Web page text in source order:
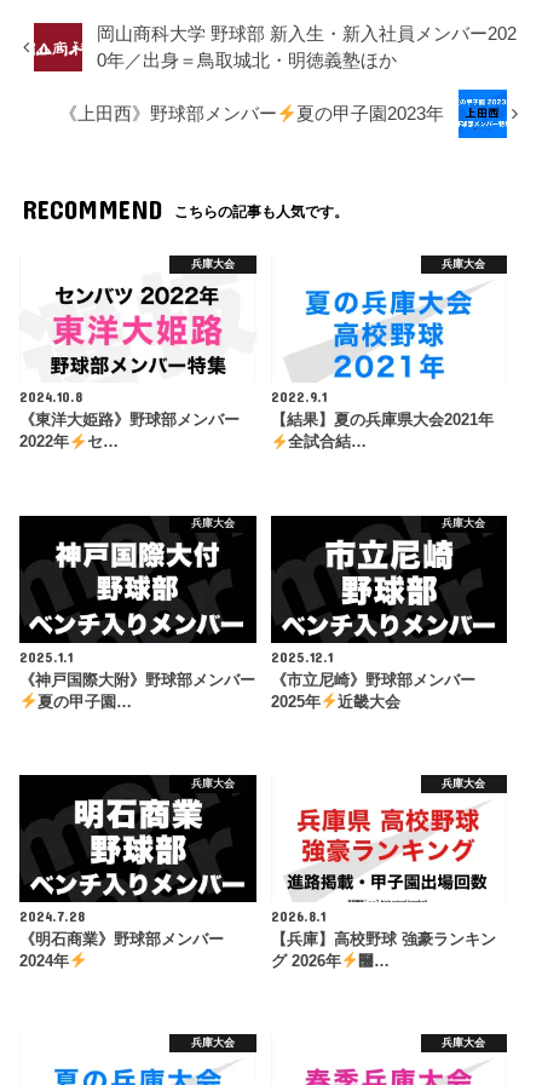
岡山商科大学 野球部 新入生・新入社員メンバー202
0年／出身＝鳥取城北・明徳義塾ほか
《上田西》野球部メンバー 夏の甲子園2023年
RECOMMEND こちらの記事も人気です。
兵庫大会
2024.10.8
《東洋大姫路》野球部メンバー
2022年
セ…
兵庫大会
2022.9.1
【結果】夏の兵庫県大会2021年
全試合結…
兵庫大会
2025.1.1
《神戸国際大附》野球部メンバー
夏の甲子園…
兵庫大会
2025.12.1
《市立尼崎》野球部メンバー
2025年
近畿大会
兵庫大会
2024.7.28
《明石商業》野球部メンバー
2024年
兵庫大会
2026.8.1
【兵庫】高校野球 強豪ランキン
グ 2026年
࿠…
兵庫大会 兵庫大会